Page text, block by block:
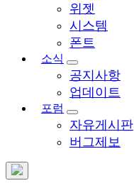
위젯
시스템
폰트
소식
공지사항
업데이트
포럼
자유게시판
버그제보